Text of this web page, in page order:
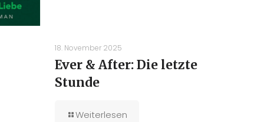
18. November 2025
Ever & After: Die letzte
Stunde
Weiterlesen